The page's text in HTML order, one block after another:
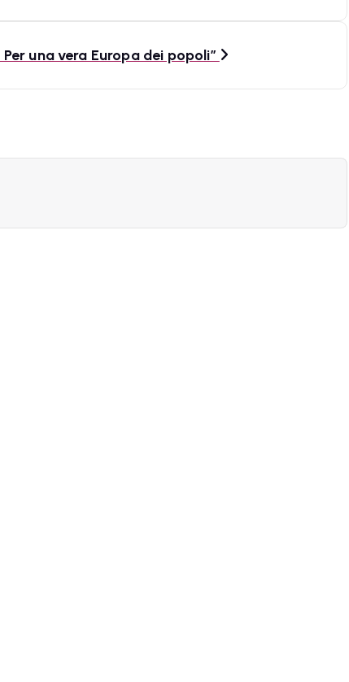
una vera Europa dei popoli”